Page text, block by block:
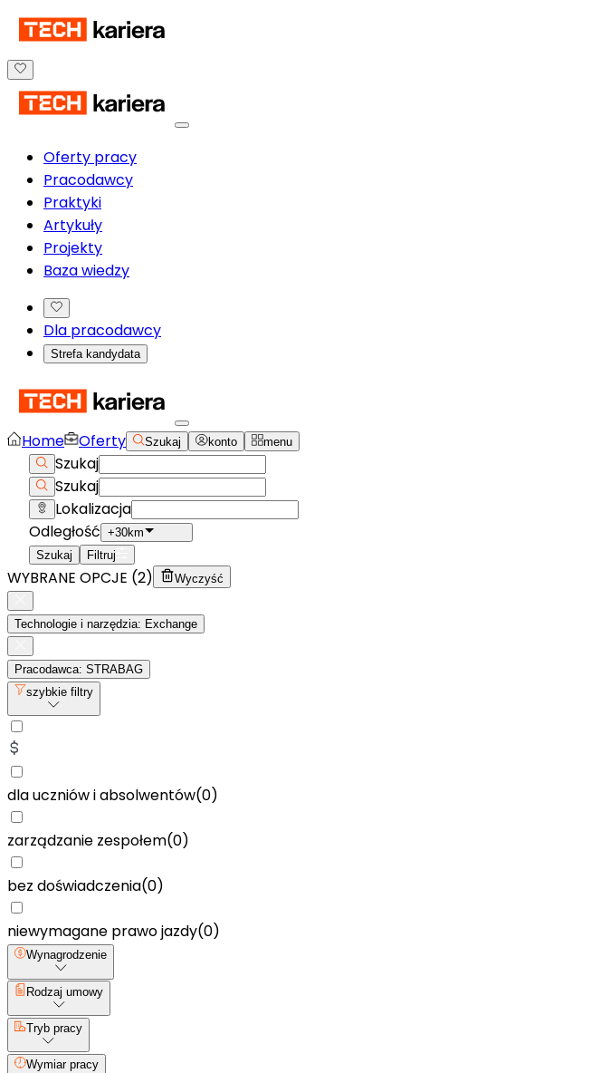
Oferty pracy
Pracodawcy
Praktyki
Artykuły
Projekty
Baza wiedzy
Dla pracodawcy
Strefa kandydata
Home Oferty Szukaj konto menu
Szukaj
Szukaj
Lokalizacja
Odległość +30km
Szukaj
Filtruj
WYBRANE OPCJE (2) Wyczyść
Technologie i narzędzia: Exchange
Pracodawca: STRABAG
szybkie filtry
dla uczniów i absolwentów(0)
zarządzanie zespołem(0)
bez doświadczenia(0)
niewymagane prawo jazdy(0)
Wynagrodzenie
Rodzaj umowy
Tryb pracy
Wymiar pracy